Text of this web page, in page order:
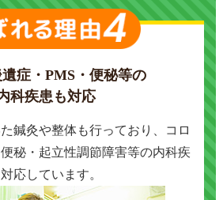
症・PMS・便秘等の
科疾患も対応
鍼灸や整体も行っており、コロ
秘・起立性調節障害等の内科疾
応しています。